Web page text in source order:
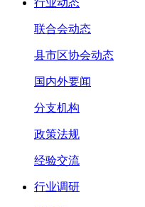
行业动态
联合会动态
县市区协会动态
国内外要闻
分支机构
政策法规
经验交流
行业调研